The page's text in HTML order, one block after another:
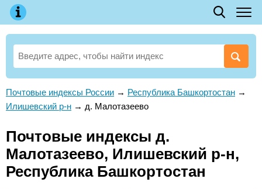
Почтовые индексы России → Республика Башкортостан →
Илишевский р-н → д. Малотазеево
Почтовые индексы д.
Малотазеево, Илишевский р-н,
Республика Башкортостан